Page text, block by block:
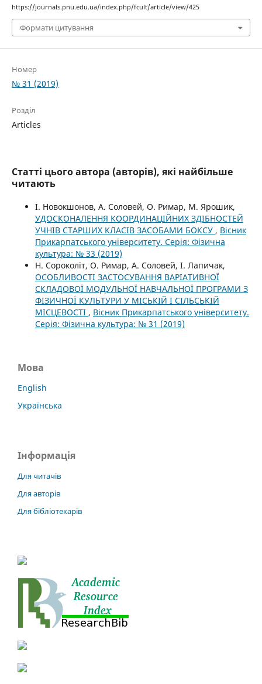
https://journals.pnu.edu.ua/index.php/fcult/article/view/425
Формати цитування
Номер
№ 31 (2019)
Розділ
Articles
Статті цього автора (авторів), які найбільше
читають
І. Новокшонов, А. Соловей, О. Римар, М. Ярошик,
УДОСКОНАЛЕННЯ КООРДИНАЦІЙНИХ ЗДІБНОСТЕЙ
УЧНІВ СТАРШИХ КЛАСІВ ЗАСОБАМИ БОКСУ , Вісник
Прикарпатського університету. Серія: Фізична
культура: № 33 (2019)
Н. Сороколіт, О. Римар, А. Соловей, I. Лапичак,
ОСОБЛИВОСТІ ЗАСТОСУВАННЯ ВАРІАТИВНОЇ
СКЛАДОВОЇ МОДУЛЬНОЇ НАВЧАЛЬНОЇ ПРОГРАМИ З
ФІЗИЧНОЇ КУЛЬТУРИ У МІСЬКІЙ І СІЛЬСЬКІЙ
МІСЦЕВОСТІ , Вісник Прикарпатського університету.
Серія: Фізична культура: № 31 (2019)
Мова
English
Українська
Інформація
Для читачів
Для авторів
Для бібліотекарів